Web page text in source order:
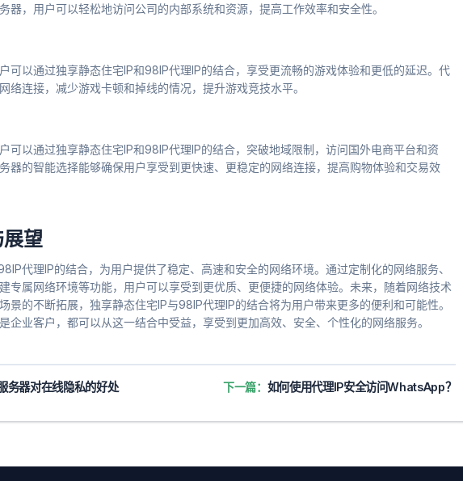
器，用户可以轻松地访问公司的内部系统和资源，提高工作效率和安全性。
可以通过独享静态住宅IP和98IP代理IP的结合，享受更流畅的游戏体验和更低的延迟。代
络连接，减少游戏卡顿和掉线的情况，提升游戏竞技水平。
可以通过独享静态住宅IP和98IP代理IP的结合，突破地域限制，访问国外电商平台和资
器的智能选择能够确保用户享受到更快速、更稳定的网络连接，提高购物体验和交易效
望
代理IP的结合，为用户提供了稳定、高速和安全的网络环境。通过定制化的网络服务、
专属网络环境等功能，用户可以享受到更优质、更便捷的网络体验。未来，随着网络技术
景的不断拓展，独享静态住宅IP与98IP代理IP的结合将为用户带来更多的便利和可能性。
企业客户，都可以从这一结合中受益，享受到更加高效、安全、个性化的网络服务。
务器对在线隐私的好处 下一篇： 如何使用代理IP安全访问WhatsApp？